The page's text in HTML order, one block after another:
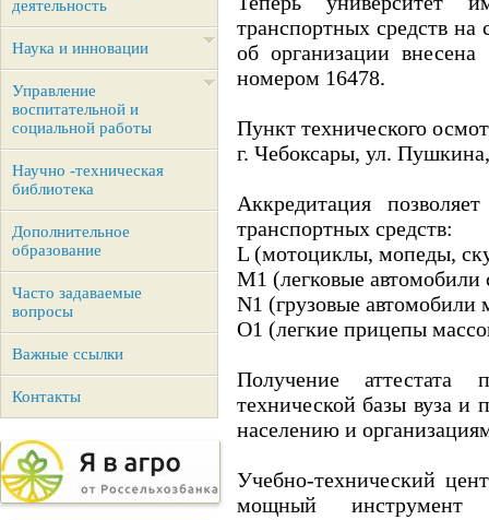
деятельность
Наука и инновации
Управление
воспитательной и
социальной работы
Научно -техническая
библиотека
Дополнительное
образование
Часто задаваемые
вопросы
Важные ссылки
Контакты
транспортных средств на
об организации внесена
номером 16478.
Пункт технического
г. Чебоксары, ул.
Аккредитация
транспортных средств:
L (мотоциклы, мопеды,
M1 (легковые
N1 (грузовые автомобили
O1 (легкие прицепы
Получение аттестата
технической базы вуза и
населению и
Учебно-технический
мощный инструмент